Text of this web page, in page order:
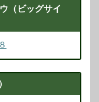
（ビッグサイ